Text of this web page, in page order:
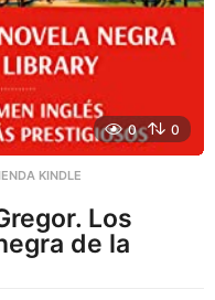
0 0
KINDLE
Los
de la